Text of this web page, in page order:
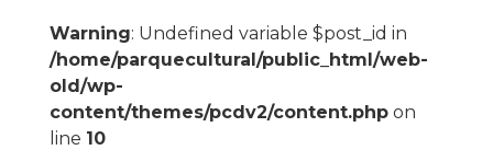
Warning: Undefined variable $post_id in
/home/parquecultural/public_html/web-
old/wp-
content/themes/pcdv2/content.phpon
line 10